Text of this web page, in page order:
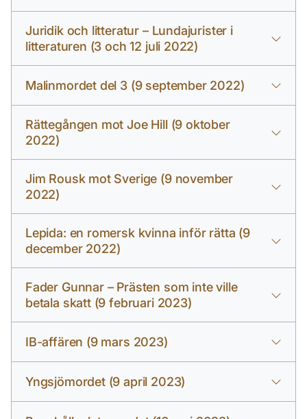
Juridik och litteratur – Lundajurister i
litteraturen (3 och 12 juli 2022)
Malinmordet del 3 (9 september 2022)
Rättegången mot Joe Hill (9 oktober
2022)
Jim Rousk mot Sverige (9 november
2022)
Lepida: en romersk kvinna inför rätta (9
december 2022)
Fader Gunnar – Prästen som inte ville
betala skatt (9 februari 2023)
IB-affären (9 mars 2023)
Yngsjömordet (9 april 2023)